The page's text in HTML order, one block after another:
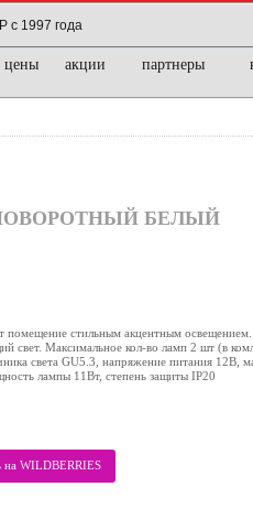
1997 года
цены акции партнеры
ПОВОРОТНЫЙ БЕЛЫЙ
помещение стильным акцентным
свет. Максимальное кол-во ламп 2 шт (в
света GU5.3, напряжение питания 12В,
лампы 11Вт, степень защиты IP20
на WILDBERRIES